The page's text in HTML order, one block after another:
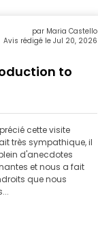
par Maria Castello
Avis rédigé le Jul 20, 2026
to
cette visite
très sympathique, il
d'anecdotes
et nous a fait
que nous